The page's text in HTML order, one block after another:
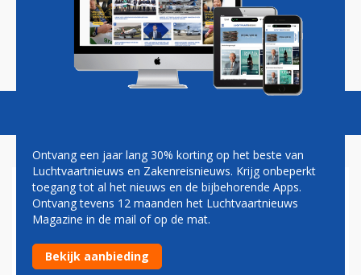
Magazine Podcasts Vacatures
SEO
Onderzoek: garantiefonds voor vliegtickets moet
consument beschermen bij faillissement
Ontvang een jaar lang 30% korting op het beste van
Luchtvaartnieuws en Zakenreisnieuws. Krijg onbeperkt
toegang tot al het nieuws en de bijbehorende Apps.
Ontvang tevens 12 maanden het Luchtvaartnieuws
Magazine in de mail of op de mat.
Bekijk aanbieding